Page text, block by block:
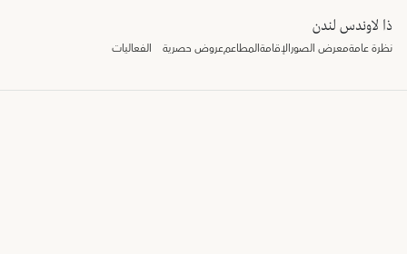
ذا لاوندس لندن
نظرة عامةمعرض الصورالإقامةالمطاعمعروض حصرية الفعاليات